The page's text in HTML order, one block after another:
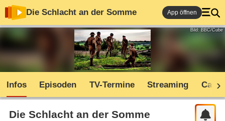
Die Schlacht an der Somme App öffnen
Bild: BBC/Cube
Infos Episoden TV-Termine Streaming Cast
Die Schlacht an der Somme